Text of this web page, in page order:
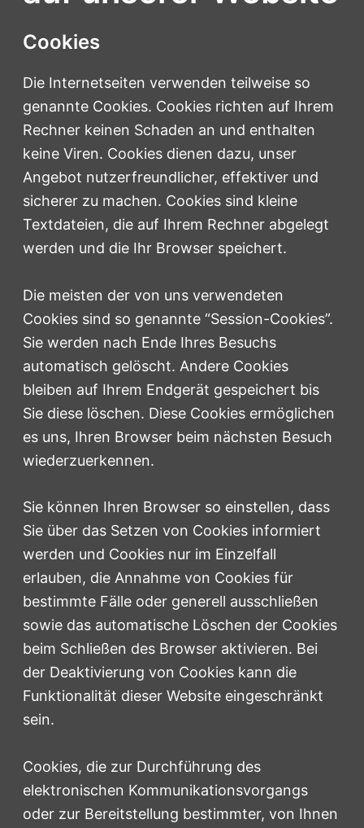
Cookies
Die Internetseiten verwenden teilweise so
genannte Cookies. Cookies richten auf Ihrem
Rechner keinen Schaden an und enthalten
keine Viren. Cookies dienen dazu, unser
Angebot nutzerfreundlicher, effektiver und
sicherer zu machen. Cookies sind kleine
Textdateien, die auf Ihrem Rechner abgelegt
werden und die Ihr Browser speichert.
Die meisten der von uns verwendeten
Cookies sind so genannte “Session-Cookies”.
Sie werden nach Ende Ihres Besuchs
automatisch gelöscht. Andere Cookies
bleiben auf Ihrem Endgerät gespeichert bis
Sie diese löschen. Diese Cookies ermöglichen
es uns, Ihren Browser beim nächsten Besuch
wiederzuerkennen.
Sie können Ihren Browser so einstellen, dass
Sie über das Setzen von Cookies informiert
werden und Cookies nur im Einzelfall
erlauben, die Annahme von Cookies für
bestimmte Fälle oder generell ausschließen
sowie das automatische Löschen der Cookies
beim Schließen des Browser aktivieren. Bei
der Deaktivierung von Cookies kann die
Funktionalität dieser Website eingeschränkt
sein.
Cookies, die zur Durchführung des
elektronischen Kommunikationsvorgangs
oder zur Bereitstellung bestimmter, von Ihnen